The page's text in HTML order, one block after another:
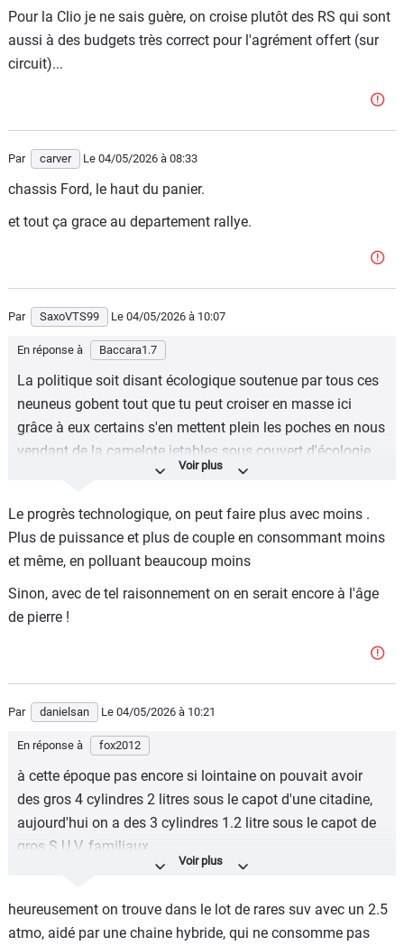
Pour la Clio je ne sais guère, on croise plutôt des RS qui sont
aussi à des budgets très correct pour l'agrément offert (sur
circuit)...
Par carver Le 04/05/2026 à 08:33
chassis Ford, le haut du panier.
et tout ça grace au departement rallye.
Par SaxoVTS99 Le 04/05/2026 à 10:07
En réponse à Baccara1.7
La politique soit disant écologique soutenue par tous ces
neuneus gobent tout que tu peut croiser en masse ici
grâce à eux certains s'en mettent plein les poches en nous
vendant de la camelote jetables sous couvert d'écologie.
Le progrès technologique, on peut faire plus avec moins .
Plus de puissance et plus de couple en consommant moins
et même, en polluant beaucoup moins
Sinon, avec de tel raisonnement on en serait encore à l'âge
de pierre !
Par danielsan Le 04/05/2026 à 10:21
En réponse à fox2012
à cette époque pas encore si lointaine on pouvait avoir
des gros 4 cylindres 2 litres sous le capot d'une citadine,
aujourd'hui on a des 3 cylindres 1.2 litre sous le capot de
gros S.U.V. familiaux.
TEMPS ?????
heureusement on trouve dans le lot de rares suv avec un 2.5
atmo, aidé par une chaine hybride, qui ne consomme pas